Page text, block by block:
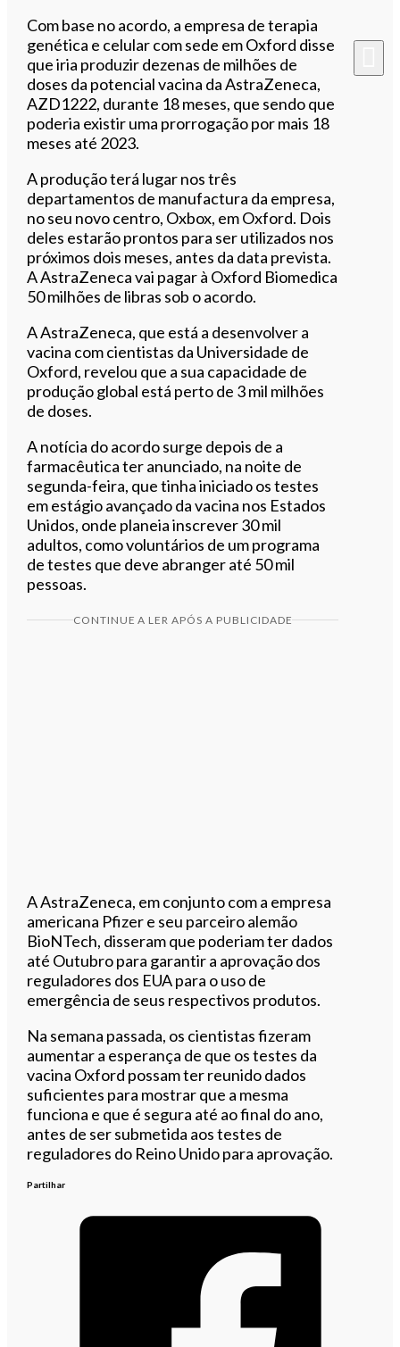
Com base no acordo, a empresa de terapia
genética e celular com sede em Oxford disse
que iria produzir dezenas de milhões de
doses da potencial vacina da AstraZeneca,
AZD1222, durante 18 meses, que sendo que
poderia existir uma prorrogação por mais 18
meses até 2023.
A produção terá lugar nos três
departamentos de manufactura da empresa,
no seu novo centro, Oxbox, em Oxford. Dois
deles estarão prontos para ser utilizados nos
próximos dois meses, antes da data prevista.
A AstraZeneca vai pagar à Oxford Biomedica
50 milhões de libras sob o acordo.
A AstraZeneca, que está a desenvolver a
vacina com cientistas da Universidade de
Oxford, revelou que a sua capacidade de
produção global está perto de 3 mil milhões
de doses.
A notícia do acordo surge depois de a
farmacêutica ter anunciado, na noite de
segunda-feira, que tinha iniciado os testes
em estágio avançado da vacina nos Estados
Unidos, onde planeia inscrever 30 mil
adultos, como voluntários de um programa
de testes que deve abranger até 50 mil
pessoas.
CONTINUE A LER APÓS A PUBLICIDADE
A AstraZeneca, em conjunto com a empresa
americana Pfizer e seu parceiro alemão
BioNTech, disseram que poderiam ter dados
até Outubro para garantir a aprovação dos
reguladores dos EUA para o uso de
emergência de seus respectivos produtos.
Na semana passada, os cientistas fizeram
aumentar a esperança de que os testes da
vacina Oxford possam ter reunido dados
suficientes para mostrar que a mesma
funciona e que é segura até ao final do ano,
antes de ser submetida aos testes de
reguladores do Reino Unido para aprovação.
Partilhar